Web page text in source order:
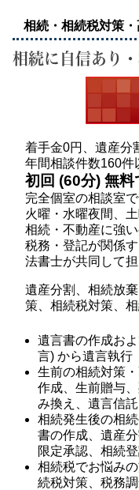
相続・相続税対策
相続に自信あり
着手金0円、遺産分
年間相談件数160件
初回 (60分) 無
完全個室の相談室
火曜・水曜夜間、
相続・不動産に強
税務・登記が関係
法書士が共同して
遺産分割、相続放
策、相続税対策、
遺言書の作成お
言) から遺言執行
生前の相続対策
作成、生前贈与
み換え、遺言信
相続発生後の相
書の作成、遺産
限定承認、相続
相続税でお悩み
続税対策、税務調